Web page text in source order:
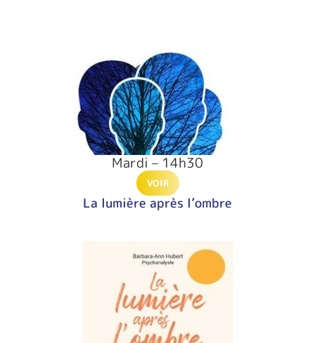
Mardi – 14h30
VOIR
La lumière après l’ombre